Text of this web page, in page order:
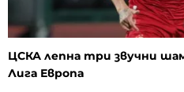
ЦСКА лепна три звучни
Лига Европа